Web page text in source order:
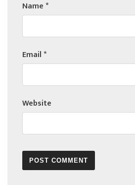
Name*
Email*
Website